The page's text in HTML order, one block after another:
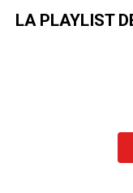
LA PLAYLIST